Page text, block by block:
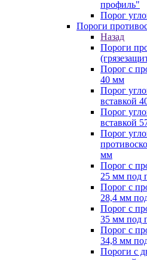
профиль"
Порог
Пороги
Назад
Пороги
Порог с
40 мм
Порог
вставкой
Порог
вставкой
Порог
мм
Порог с
25 мм под
Порог с
28,4 мм
Порог с
35 мм под
Порог с
34,8 мм
Пороги с